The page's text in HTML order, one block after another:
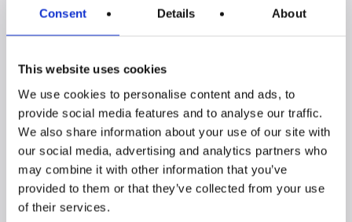
Consent Details About
This website uses cookies
We use cookies to personalise content and ads, to
provide social media features and to analyse our traffic.
We also share information about your use of our site with
our social media, advertising and analytics partners who
may combine it with other information that you’ve
provided to them or that they’ve collected from your use
of their services.
FIGO a 6 ante
battenti
battenti